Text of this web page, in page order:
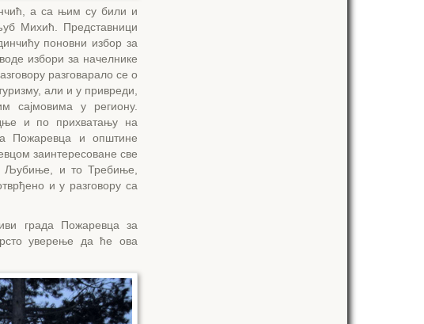
а са њим су били и
Михић. Представници
поновни избор за
избори за начелнике
разговарало се о
али и у привреди,
сајмовима у региону.
и по прихватању на
Пожаревца и општине
заинтересоване све
Љубиње, и то Требиње,
и у разговору са
града Пожаревца за
уверење да ће ова